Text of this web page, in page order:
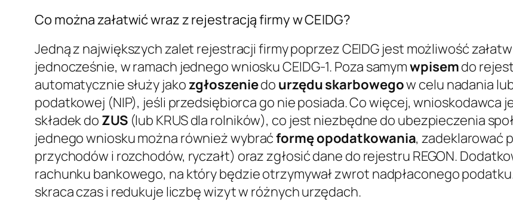
Co można załatwić wraz z rejestracją firmy w CEIDG?
Jedną z największych zalet rejestracji firmy poprzez CEIDG jest możliwość
jednocześnie, w ramach jednego wniosku CEIDG-1. Poza samymwpisemdo
automatycznie służy jakozgłoszeniedo urzędu skarbowegow celu nadania
podatkowej (NIP), jeśli przedsiębiorca go nie posiada. Co więcej, wnioskodawca
składek do ZUS(lub KRUS dla rolników), co jest niezbędne do ubezpieczenia
jednego wniosku można również wybraćformę opodatkowania, zadeklarować
przychodów i rozchodów, ryczałt) oraz zgłosić dane do rejestru REGON.
rachunku bankowego, na który będzie otrzymywał zwrot nadpłaconego
skraca czas i redukuje liczbę wizyt w różnych urzędach.